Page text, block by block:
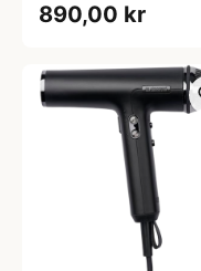
stk)
890,00 kr